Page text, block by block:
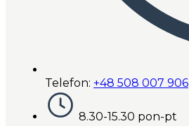
Telefon: +48 508 007 906
8.30-15.30 pon-pt